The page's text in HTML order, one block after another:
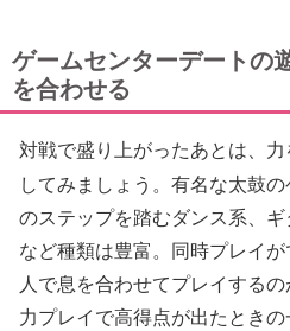
ゲームセンターデート
を合わせる
対戦で盛り上がったあとは、力
してみましょう。有名な太鼓
のステップを踏むダンス系、
など種類は豊富。同時プレイ
人で息を合わせてプレイする
力プレイで高得点が出たとき